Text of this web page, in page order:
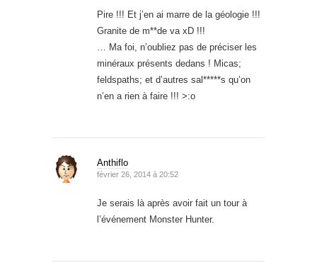
Pire !!! Et j’en ai marre de la géologie !!!
Granite de m**de va xD !!!
… Ma foi, n’oubliez pas de préciser les
minéraux présents dedans ! Micas;
feldspaths; et d’autres sal*****s qu’on
n’en a rien à faire !!! >:o
Anthiflo
février 26, 2014 à 20:52
Je serais là après avoir fait un tour à
l’événement Monster Hunter.